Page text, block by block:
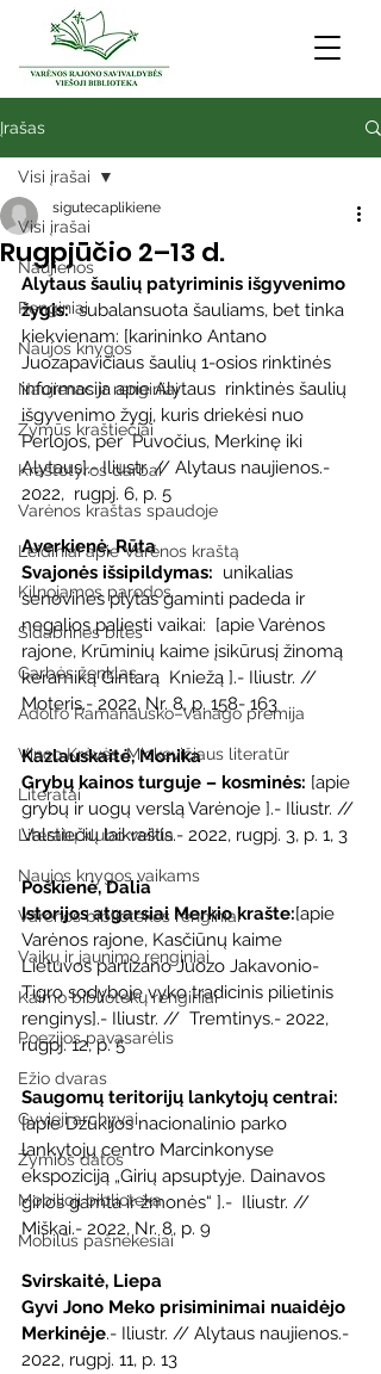
Įrašas
Visi įrašai
Naujienos
Renginiai
Naujos knygos
Naujienos ir renginiai
Žymūs kraštiečiai
Kraštotyros darbai
Varėnos kraštas spaudoje
Leidiniai apie Varėnos kraštą
Kilnojamos parodos
Sidabrinės bitės
Garbės ženklas
Adolfo Ramanausko–Vanago premija
Vinco Krėvės-Mickevičiaus literatūr
Literatai
Literatų klubo veikla
Naujos knygos vaikams
Varėnos bibliotekos renginiai
Vaikų ir jaunimo renginiai
Kaimo bibliotekų renginiai
Poezijos pavasarėlis
Ežio dvaras
Gyvieji archyvai
Žymios datos
Mobilioji biblioteka
Mobilūs pašnekesiai
Visi įrašai
Rugpjūčio 2–13 d.
sigutecaplikiene
Alytaus šaulių patyriminis išgyvenimo
žygis:
  subalansuota šauliams, bet tinka
kiekvienam: [karininko Antano
Juozapavičiaus šaulių 1-osios rinktinės
informacija apie Alytaus  rinktinės šaulių
išgyvenimo žygį, kuris driekėsi nuo
Perlojos, per  Puvočius, Merkinę iki
Alytaus].- Iliustr. // Alytaus naujienos.-
2022,  rugpj. 6, p. 5
Averkienė, Rūta
Svajonės išsipildymas:
  unikalias
senovines plytas gaminti padeda ir
negalios paliesti vaikai:  [apie Varėnos
rajone, Krūminių kaime įsikūrusį žinomą
keramiką Gintarą  Kniežą ].- Iliustr. //
Moteris.- 2022, Nr. 8, p. 158- 163
Kazlauskaitė, Monika
Grybų kainos turguje – kosminės: [apie
grybų ir uogų verslą Varėnoje ].- Iliustr. //
Valstiečių laikraštis.- 2022, rugpj. 3, p. 1, 3
Poškienė, Dalia
Istorijos atgarsiai Merkio krašte:[apie
Varėnos rajone, Kasčiūnų kaime
Lietuvos partizano Juozo Jakavonio-
Tigro sodyboje vyko tradicinis pilietinis
renginys].- Iliustr. //  Tremtinys.- 2022,
rugpj. 12, p. 5
Saugomų teritorijų lankytojų centrai:
[apie Dzūkijos nacionalinio parko
lankytojų centro Marcinkonyse
ekspoziciją „Girių apsuptyje. Dainavos
girios gamta ir žmonės“ ].-  Iliustr. //
Miškai.- 2022, Nr. 8, p. 9
Svirskaitė, Liepa
Gyvi Jono Meko prisiminimai nuaidėjo
Merkinėje.- Iliustr. // Alytaus naujienos.-
2022, rugpj. 11, p. 13